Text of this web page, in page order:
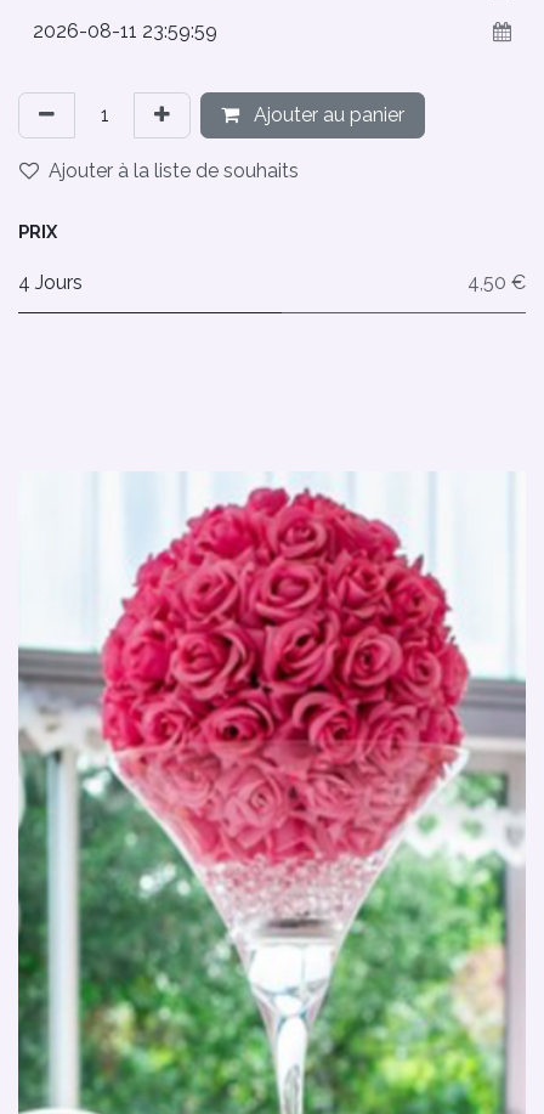
Ajouter au panier
Ajouter à la liste de souhaits
PRIX
4 Jours 4,50 €